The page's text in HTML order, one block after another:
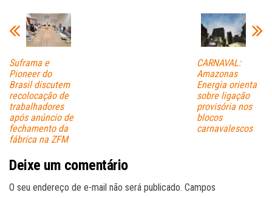
Suframa e
Pioneer do
Brasil discutem
recolocação de
trabalhadores
após anúncio de
fechamento da
fábrica na ZFM
CARNAVAL:
Amazonas
Energia orienta
sobre ligação
provisória nos
blocos
carnavalescos
Deixe um comentário
O seu endereço de e-mail não será publicado. Campos